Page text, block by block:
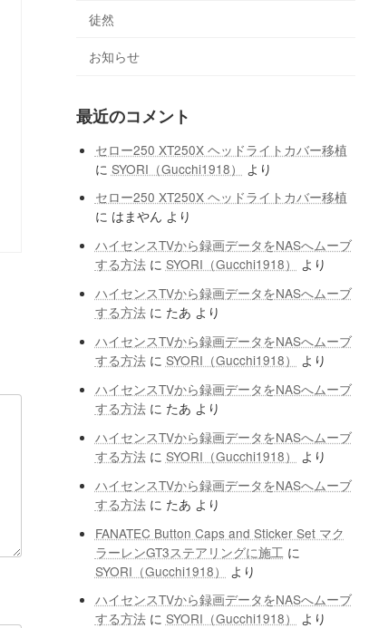
徒然
お知らせ
最近のコメント
セロー250 XT250X ヘッドライトカバー移植
に SYORI（Gucchi1918）
より
セロー250 XT250X ヘッドライトカバー移植
に はまやん より
ハイセンスTVから録画データをNASへムーブ
する方法に SYORI（Gucchi1918）
より
ハイセンスTVから録画データをNASへムーブ
する方法に たあ より
ハイセンスTVから録画データをNASへムーブ
する方法に SYORI（Gucchi1918）
より
ハイセンスTVから録画データをNASへムーブ
する方法に たあ より
ハイセンスTVから録画データをNASへムーブ
する方法に SYORI（Gucchi1918）
より
ハイセンスTVから録画データをNASへムーブ
する方法に たあ より
FANATEC Button Caps and Sticker Set マク
ラーレンGT3ステアリングに施工 に
SYORI（Gucchi1918）
より
ハイセンスTVから録画データをNASへムーブ
する方法に SYORI（Gucchi1918） より